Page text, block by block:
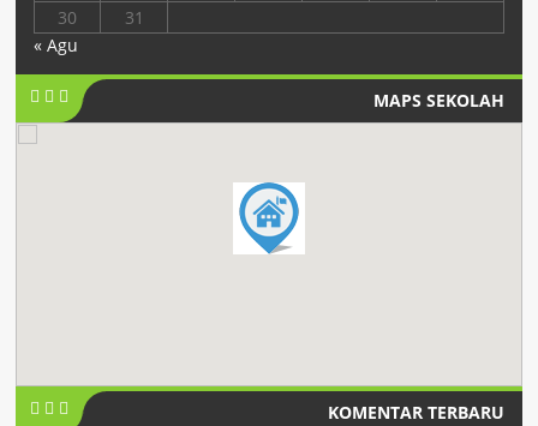
30
31
« Agu
MAPS SEKOLAH
KOMENTAR TERBARU